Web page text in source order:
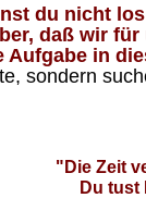
du nicht
daß wir
Aufgabe in
sondern
"Die Zeit
Du tust